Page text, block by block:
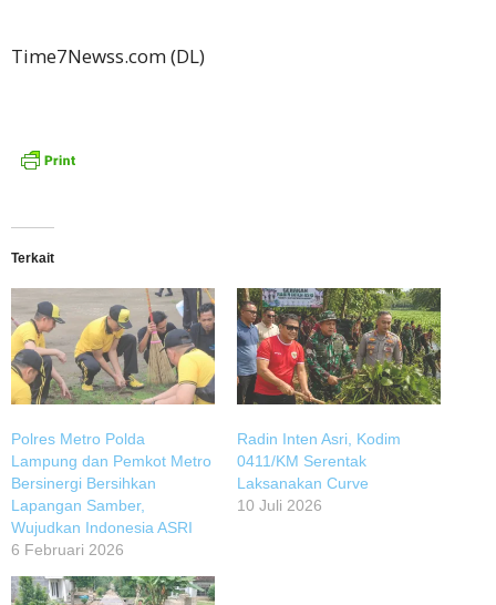
Time7Newss.com (DL)
Terkait
Polres Metro Polda
Lampung dan Pemkot Metro
Bersinergi Bersihkan
Lapangan Samber,
Wujudkan Indonesia ASRI
6 Februari 2026
Radin Inten Asri, Kodim
0411/KM Serentak
Laksanakan Curve
10 Juli 2026